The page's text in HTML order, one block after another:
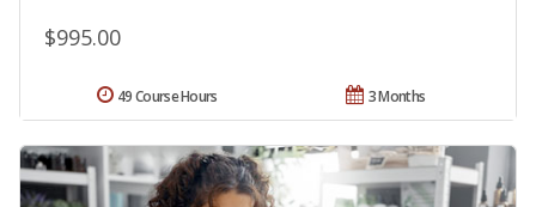
$995.00
3 Months
49 Course Hours